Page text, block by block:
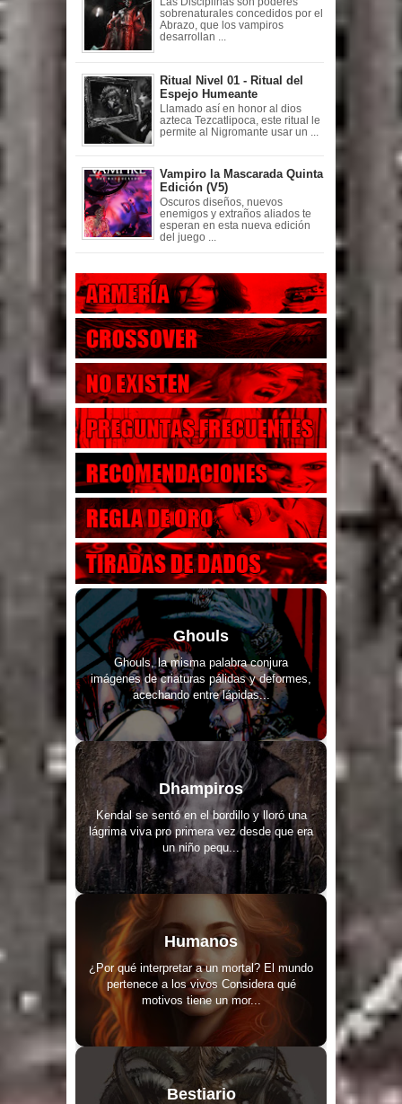
sobrenaturales concedidos por el
Abrazo, que los vampiros
desarrollan ...
Ritual Nivel 01 - Ritual del
Espejo Humeante
Llamado así en honor al dios
azteca Tezcatlipoca, este ritual le
permite al Nigromante usar un ...
Vampiro la Mascarada Quinta
Edición (V5)
Oscuros diseños, nuevos
enemigos y extraños aliados te
esperan en esta nueva edición
del juego ...
Ghouls
Ghouls, la misma palabra conjura
imágenes de criaturas pálidas y deformes,
acechando entre lápidas...
Dhampiros
Kendal se sentó en el bordillo y lloró una
lágrima viva pro primera vez desde que era
un niño pequ...
Humanos
¿Por qué interpretar a un mortal? El mundo
pertenece a los vivos Considera qué
motivos tiene un mor...
Bestiario